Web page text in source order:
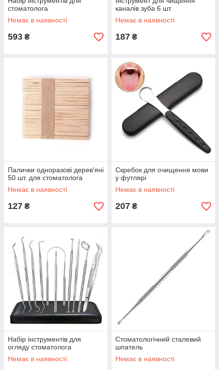
стоматолога
Немає в наявності
593 ₴
каналів зуба 6 шт.
Немає в наявності
187 ₴
Палички одноразові дерев'яні
50 шт. для стоматолога
Немає в наявності
127 ₴
Скребок для очищення мови
у футлярі
Немає в наявності
207 ₴
Набір інструментів для
огляду стоматолога
Немає в наявності
Стоматологічний сталевий
шпатель
Немає в наявності